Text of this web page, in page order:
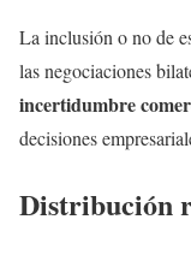
La inclusión o no de
las negociaciones
incertidumbre
decisiones
Distribución